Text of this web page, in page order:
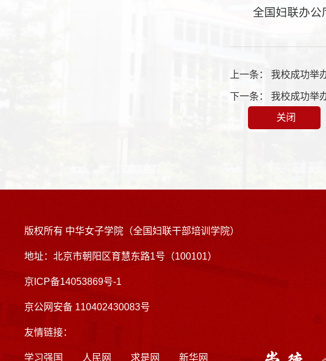
全国妇联办公
上一条：我校成功举
下一条：我校成功举
关闭
版权所有 中华女子学院（全国妇联干部培训学院）
地址：北京市朝阳区育慧东路1号（100101）
京ICP备14053869号-1
京公网安备 110402430083号
友情链接：
学习强国 人民网 求是网 新华网